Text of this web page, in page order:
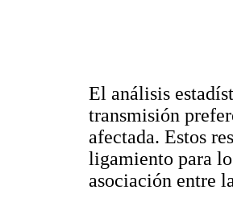
El análisis
transmisión
afectada. Estos
ligamiento para
asociación entre